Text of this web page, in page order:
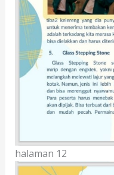
halaman 12